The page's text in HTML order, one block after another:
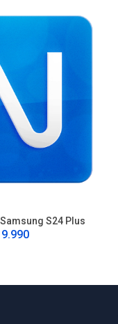
S24 Plus